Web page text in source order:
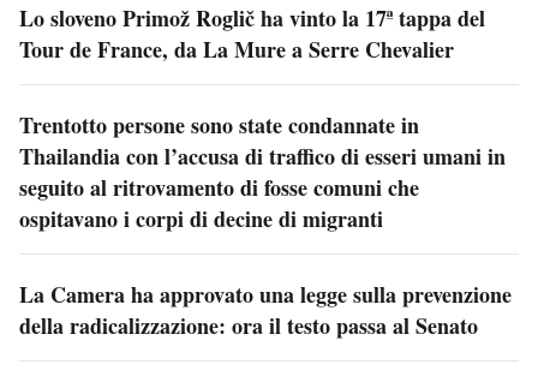
Lo sloveno Primož Roglič ha vinto la 17ª tappa del
Tour de France, da La Mure a Serre Chevalier
Trentotto persone sono state condannate in
Thailandia con l’accusa di traffico di esseri umani in
seguito al ritrovamento di fosse comuni che
ospitavano i corpi di decine di migranti
La Camera ha approvato una legge sulla prevenzione
della radicalizzazione: ora il testo passa al Senato